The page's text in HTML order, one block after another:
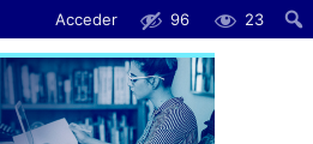
Acceder 96 23